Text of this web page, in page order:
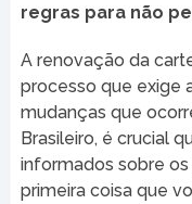
regras para não
A renovação da
processo que exige
mudanças que
Brasileiro, é crucial
informados sobre
primeira coisa que